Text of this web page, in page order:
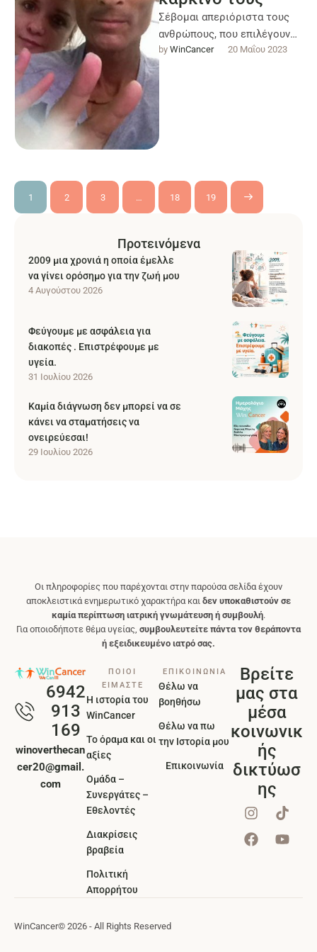
Σέβομαι απεριόριστα τους
ανθρώπους, που επιλέγουν
όταν νοσήσουν από καρκίνο,
να περάσουν την περιπέτεια
by WinCancer 20 Μαΐου 2023
1 2 3 … 18 19
Προτεινόμενα
2009 μια χρονιά η οποία έμελλε
να γίνει ορόσημο για την ζωή μου
4 Αυγούστου 2026
Φεύγουμε με ασφάλεια για
διακοπές . Επιστρέφουμε με
υγεία.
31 Ιουλίου 2026
Καμία διάγνωση δεν μπορεί να σε
κάνει να σταματήσεις να
ονειρεύεσαι!
29 Ιουλίου 2026
Οι πληροφορίες που παρέχονται στην παρούσα σελίδα έχουν
αποκλειστικά ενημερωτικό χαρακτήρα και δεν υποκαθιστούν σε
καμία περίπτωση ιατρική γνωμάτευση ή συμβουλή.
Για οποιοδήποτε θέμα υγείας, συμβουλευτείτε πάντα τον θεράποντα
ή εξειδικευμένο ιατρό σας.
6942
913
169
winoverthecan
cer20@gmail.
com
ΠΟΙΟΙ
ΕΙΜΑΣΤΕ
Η ιστορία του
WinCancer
Το όραμα και οι
αξίες
Ομάδα –
Συνεργάτες –
Εθελοντές
Διακρίσεις
βραβεία
Πολιτική
Απορρήτου
ΕΠΙΚΟΙΝΩΝΙΑ
Θέλω να
βοηθήσω
Θέλω να πω
την Ιστορία μου
Επικοινωνία
Βρείτε
μας στα
μέσα
κοινωνικ
ής
δικτύωσ
ης
WinCancer© 2026 - All Rights Reserved